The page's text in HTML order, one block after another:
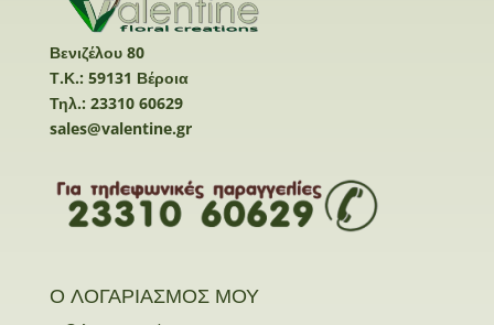
Βενιζέλου 80
Τ.Κ.: 59131 Βέροια
Τηλ.: 23310 60629
sales@valentine.gr
Ο ΛΟΓΑΡΙΑΣΜΟΣ ΜΟΥ